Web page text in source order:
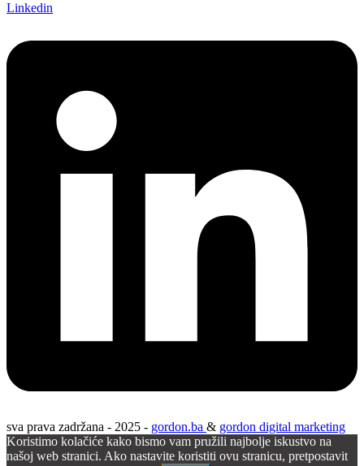
Linkedin
sva prava zadržana - 2025 - gordon.ba & gordon digital marketing
Koristimo kolačiće kako bismo vam pružili najbolje iskustvo na
našoj web stranici. Ako nastavite koristiti ovu stranicu, pretpostavit